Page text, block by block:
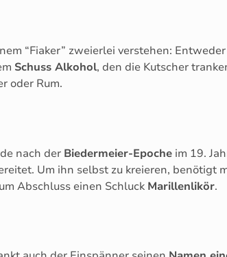
“Fiaker” zweierlei verstehen:
Schuss Alkohol, den die Kutscher
oder Rum.
nach der Biedermeier-Epoche im 19.
Um ihn selbst zu kreieren, benötigt
Abschluss einen Schluck Marillenlikör.